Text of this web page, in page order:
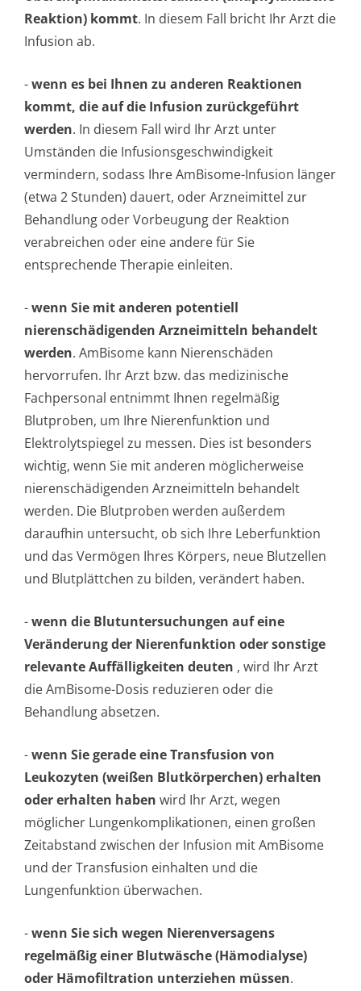
Reaktion) kommt. In diesem Fall bricht Ihr Arzt die
Infusion ab.
-wenn es bei Ihnen zu anderen Reaktionen
kommt, die auf die Infusion zurückgeführt
werden. In diesem Fall wird Ihr Arzt unter
Umständen die Infusionsgeschwin­digkeit
vermindern, sodass Ihre AmBisome-Infusion länger
(etwa 2 Stunden) dauert, oder Arzneimittel zur
Behandlung oder Vorbeugung der Reaktion
verabreichen oder eine andere für Sie
entsprechende Therapie einleiten.
-wenn Sie mit anderen potentiell
nierenschädigenden Arzneimitteln behandelt
werden. AmBisome kann Nierenschäden
hervorrufen. Ihr Arzt bzw. das medizinische
Fachpersonal entnimmt Ihnen regelmäßig
Blutproben, um Ihre Nierenfunktion und
Elektrolytspiegel zu messen. Dies ist besonders
wichtig, wenn Sie mit anderen möglicherweise
nierenschädigenden Arzneimitteln behandelt
werden. Die Blutproben werden außerdem
daraufhin untersucht, ob sich Ihre Leberfunktion
und das Vermögen Ihres Körpers, neue Blutzellen
und Blutplättchen zu bilden, verändert haben.
-wenn die Blutuntersuchungen auf eine
Veränderung der Nierenfunktion oder sonstige
relevante Auffälligkeiten deuten , wird Ihr Arzt
die AmBisome-Dosis reduzieren oder die
Behandlung absetzen.
-wenn Sie gerade eine Transfusion von
Leukozyten (weißen Blutkörperchen) erhalten
oder erhalten haben wird Ihr Arzt, wegen
möglicher Lungenkomplika­tionen, einen großen
Zeitabstand zwischen der Infusion mit AmBisome
und der Transfusion einhalten und die
Lungenfunktion überwachen.
-wenn Sie sich wegen Nierenversagens
regelmäßig einer Blutwäsche (Hämodialyse)
oder Hämofiltration unterziehen müssen.